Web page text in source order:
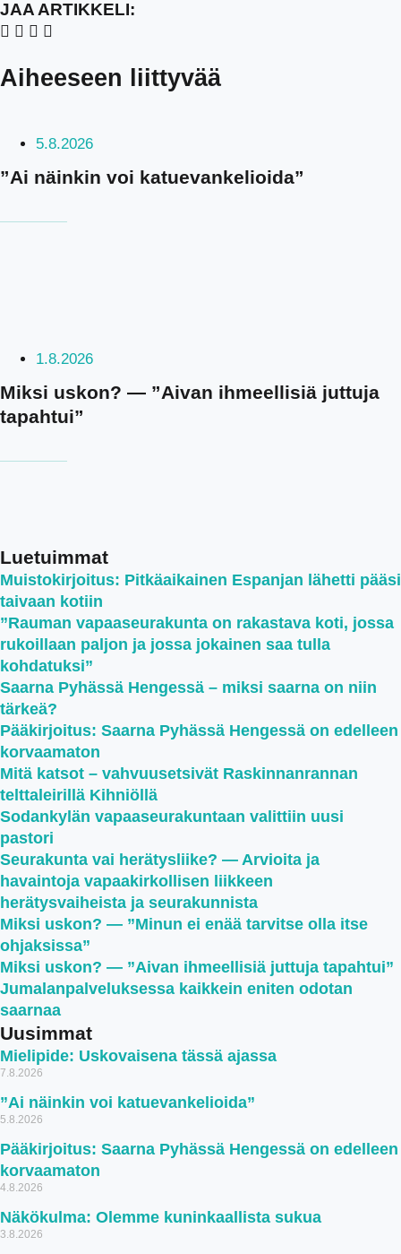
JAA ARTIKKELI:
Aiheeseen liittyvää
5.8.2026
”Ai näinkin voi katuevankelioida”
1.8.2026
Miksi uskon? — ”Aivan ihmeellisiä juttuja
tapahtui”
Luetuimmat
Muistokirjoitus: Pitkäaikainen Espanjan lähetti pääsi
taivaan kotiin
”Rauman vapaaseurakunta on rakastava koti, jossa
rukoillaan paljon ja jossa jokainen saa tulla
kohdatuksi”
Saarna Pyhässä Hengessä – miksi saarna on niin
tärkeä?
Pääkirjoitus: Saarna Pyhässä Hengessä on edelleen
korvaamaton
Mitä katsot – vahvuusetsivät Raskinnanrannan
telttaleirillä Kihniöllä
Sodankylän vapaaseurakuntaan valittiin uusi
pastori
Seurakunta vai herätysliike? — Arvioita ja
havaintoja vapaakirkollisen liikkeen
herätysvaiheista ja seurakunnista
Miksi uskon? — ”Minun ei enää tarvitse olla itse
ohjaksissa”
Miksi uskon? — ”Aivan ihmeellisiä juttuja tapahtui”
Jumalanpalveluksessa kaikkein eniten odotan
saarnaa
Uusimmat
Mielipide: Uskovaisena tässä ajassa
7.8.2026
”Ai näinkin voi katuevankelioida”
5.8.2026
Pääkirjoitus: Saarna Pyhässä Hengessä on edelleen
korvaamaton
4.8.2026
Näkökulma: Olemme kuninkaallista sukua
3.8.2026